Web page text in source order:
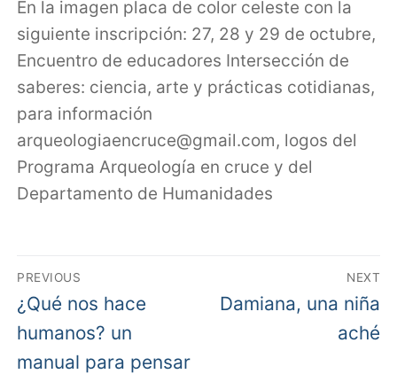
En la imagen placa de color celeste con la
siguiente inscripción: 27, 28 y 29 de octubre,
Encuentro de educadores Intersección de
saberes: ciencia, arte y prácticas cotidianas,
para información
arqueologiaencruce@gmail.com, logos del
Programa Arqueología en cruce y del
Departamento de Humanidades
Navegación
de
entradas
PREVIOUS
Previous
post:
¿Qué nos hace
humanos? un
manual para pensar
NEXT
Next
Damiana, una niña
aché